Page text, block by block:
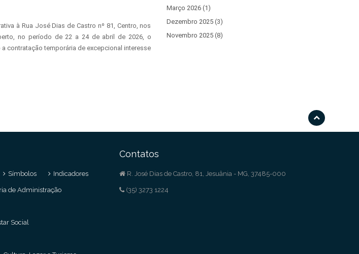
à Rua José Dias de Castro nº 81, Centro, nos
no período de 22 a 24 de abril de 2026, o
a contratação temporária de excepcional interesse
Março 2026 (1)
Dezembro 2025 (3)
Novembro 2025 (8)
Símbolos Indicadores
de Administração
Social
Contatos
R. José Dias de Castro, 81, Jesuânia - MG, 37485-000
(35) 3273 1224